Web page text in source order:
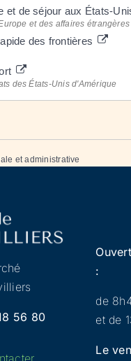
et de séjour aux États-
et des affaires étrangères
des frontières
des États-Unis d'Amérique
et administrative
56 80
:
de
et de
Le